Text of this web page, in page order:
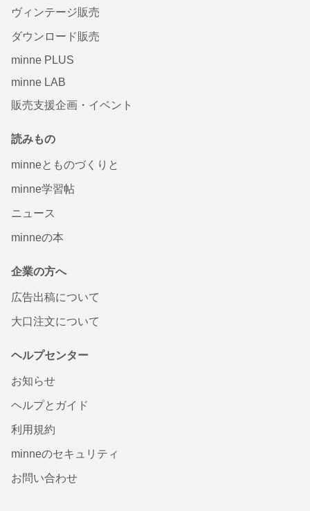
ヴィンテージ販売
ダウンロード販売
minne PLUS
minne LAB
販売支援企画・イベント
読みもの
minneとものづくりと
minne学習帖
ニュース
minneの本
企業の方へ
広告出稿について
大口注文について
ヘルプセンター
お知らせ
ヘルプとガイド
利用規約
minneのセキュリティ
お問い合わせ